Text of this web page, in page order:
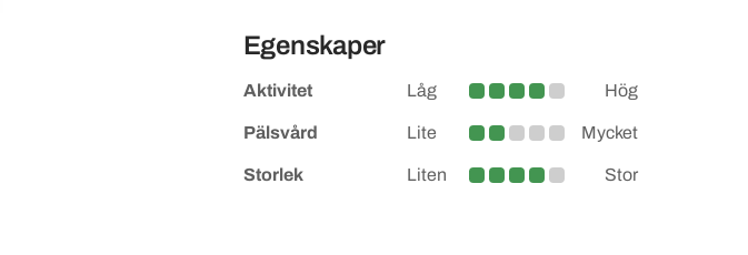
Egenskaper
Aktivitet Låg
Medelhög
Hög
Pälsvård Lite
Lite större
Mycket
Storlek Liten
Medelstor
Stor